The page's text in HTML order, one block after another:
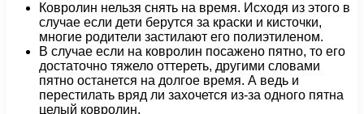
Ковролин нельзя снять на время. Исходя из этого в
случае если дети берутся за краски и кисточки,
многие родители застилают его полиэтиленом.
В случае если на ковролин посажено пятно, то его
достаточно тяжело оттереть, другими словами
пятно останется на долгое время. А ведь и
перестилать вряд ли захочется из-за одного пятна
целый ковролин.